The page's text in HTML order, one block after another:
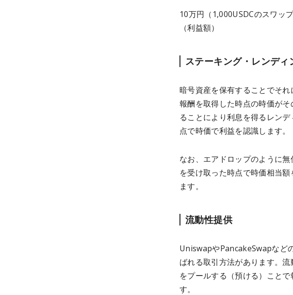
10万円（1,000USDCのスワッ
（利益額）
ステーキング・レンディ
暗号資産を保有することでそれ
報酬を取得した時点の時価が
ることにより利息を得るレン
点で時価で利益を認識します。
なお、エアドロップのように
を受け取った時点で時価相当
ます。
流動性提供
UniswapやPancakeSwapなど
ばれる取引方法があります。
をプールする（預ける）こと
す。